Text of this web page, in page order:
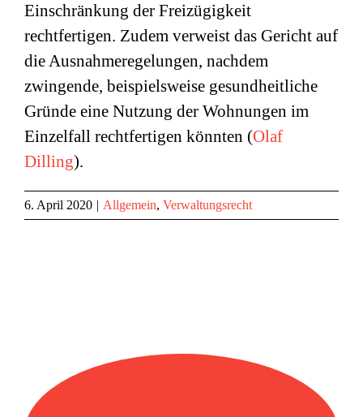
Einschränkung der Freizügigkeit
rechtfertigen. Zudem verweist das Gericht auf
die Ausnahmeregelungen, nachdem
zwingende, beispielsweise gesundheitliche
Gründe eine Nutzung der Wohnungen im
Einzelfall rechtfertigen könnten (Olaf
Dilling).
6. April 2020 | Allgemein, Verwaltungsrecht